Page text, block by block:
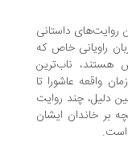
داستانی
خاص که
ناب‌ترین
عاشورا تا
چند روایت
ایشان